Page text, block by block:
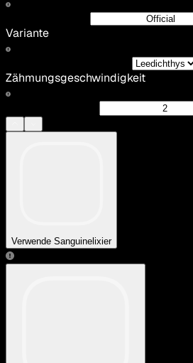
Variante
Zähmungsgeschwindigkeit
Verwende Sanguinelixier